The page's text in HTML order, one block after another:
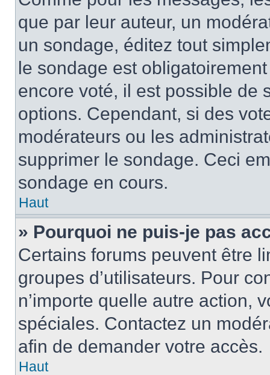
que par leur auteur, un
un sondage, éditez tout
le sondage est
encore voté, il est possible de
options. Cependant, si des
modérateurs ou les
supprimer le sondage. Ceci
sondage en cours.
Haut
» Pourquoi ne puis-je pas
Certains forums peuvent être
groupes d’utilisateurs. Pour
n’importe quelle autre action,
spéciales. Contactez un
afin de demander votre accès.
Haut